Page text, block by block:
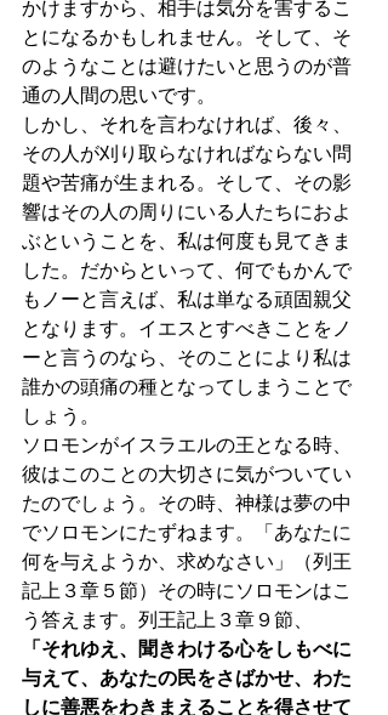
かけますから、相手は気分を害するこ
とになるかもしれません。そして、そ
のようなことは避けたいと思うのが普
通の人間の思いです。
しかし、それを言わなければ、後々、
その人が刈り取らなければならない問
題や苦痛が生まれる。そして、その影
響はその人の周りにいる人たちにおよ
ぶということを、私は何度も見てきま
した。だからといって、何でもかんで
もノーと言えば、私は単なる頑固親父
となります。イエスとすべきことをノ
ーと言うのなら、そのことにより私は
誰かの頭痛の種となってしまうことで
しょう。
ソロモンがイスラエルの王となる時、
彼はこのことの大切さに気がついてい
たのでしょう。その時、神様は夢の中
でソロモンにたずねます。「あなたに
何を与えようか、求めなさい」（列王
記上３章５節）その時にソロモンはこ
う答えます。列王記上３章９節、
「それゆえ、聞きわける心をしもべに
与えて、あなたの民をさばかせ、わた
しに善悪をわきまえることを得させて